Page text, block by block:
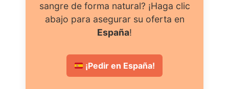
sangre de forma natural? ¡Haga clic
abajo para asegurar su oferta en
España!
¡Pedir en España!